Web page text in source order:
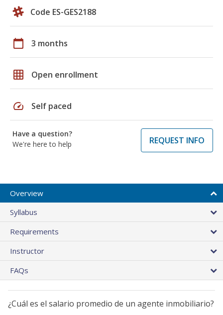
Code ES-GES2188
calendar_today 3 months
grid_on Open enrollment
speed Self paced
Have a question?
We're here to help
REQUEST INFO
Overview
Syllabus
Requirements
Instructor
FAQs
¿Cuál es el salario promedio de un agente inmobiliario?